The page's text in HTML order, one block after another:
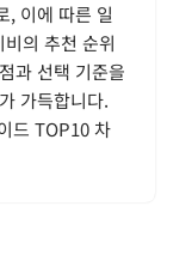
, 이에 따른 일
의 추천 순위
과 선택 기준을
가득합니다.
드 TOP10 차